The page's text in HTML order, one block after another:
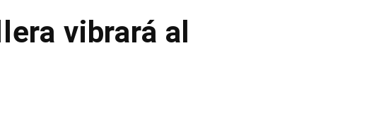
vibrará al